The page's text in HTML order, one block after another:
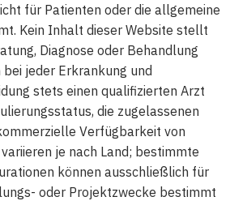
für Patienten oder die allgemeine
Kein Inhalt dieser Website stellt
Diagnose oder Behandlung
jeder Erkrankung und
stets einen qualifizierten Arzt
die zugelassenen
Verfügbarkeit von
je nach Land; bestimmte
können ausschließlich für
oder Projektzwecke bestimmt